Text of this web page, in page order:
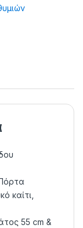
καίτι,
55 cm &